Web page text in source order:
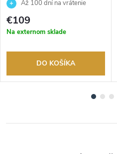
Až 100 dní na vrátenie
tovaru. Autorizovaný predajca.
€109
Na externom sklade
DO KOŠÍKA